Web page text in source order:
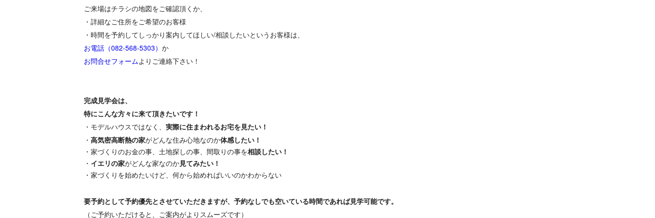
ご来場はチラシの地図をご確認頂くか、
・詳細なご住所をご希望のお客様
・時間を予約してしっかり案内してほしい/相談したいというお客様は、
お電話（082-568-5303） か
お問合せフォームよりご連絡下さい！
完成見学会は、
特にこんな方々に来て頂きたいです！
・モデルハウスではなく、 実際に住まわれるお宅を見たい！
・ 高気密高断熱の家がどんな住み心地なのか体感したい！
・家づくりのお金の事、土地探しの事、間取りの事を相談したい！
・ イエリの家がどんな家なのか見てみたい！
・家づくりを始めたいけど、何から始めればいいのかわからない
要予約として予約優先とさせていただきますが、予約なしでも空いている時間であれば見学可能です。
（ご予約いただけると、ご案内がよりスムーズです）